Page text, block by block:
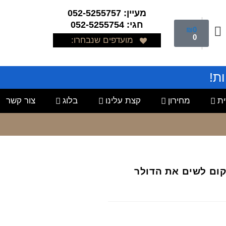
₪0
0
מעיין: 052-5255757
חגי: 052-5255754
מועדפים שנבחרו:
מחירון קצת עלינו בלוג צור קשר
לשים את הדולר